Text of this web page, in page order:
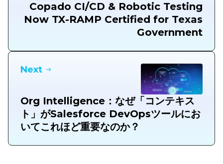
Copado CI/CD & Robotic Testing
Now TX-RAMP Certified for Texas
Government
Next
Org Intelligence：なぜ「コンテキス
ト」がSalesforce DevOpsツールにお
いてこれほど重要なのか？